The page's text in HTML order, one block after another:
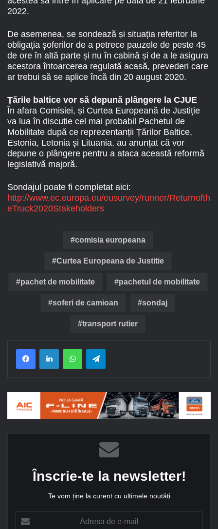
2022.
De asemenea, se sondează și situația referitor la
obligația șoferilor de a petrece pauzele de peste 45
de ore în altă parte și nu în cabină și de a le asigura
acestora întoarcerea regulată acasă, prevederi care
ar trebui să se aplice încă din 20 august 2020.
Țările baltice vor să depună plângere la CJUE
În afara Comisiei, și Curtea Europeană de Justiție
va lua în discuție cel mai probabil Pachetul de
Mobilitate după ce reprezentanții Țărilor Baltice,
Estonia, Letonia și Lituania, au anunțat că vor
depune o plângere pentru a ataca această reformă
legislativă majoră.
Sondajul poate fi completat aici:
http://www.ec.europa.eu/eusurvey/runner/Returnofth
eTruck2020Stakeholders
comisia europeana
Curtea Europeana de Justitie
pachet de mobilitate pachetul de mobilitate
soferi de camioan sondaj
transport rutier
Înscrie-te la newsletter!
Te vom ține la curent cu ultimele noutăți